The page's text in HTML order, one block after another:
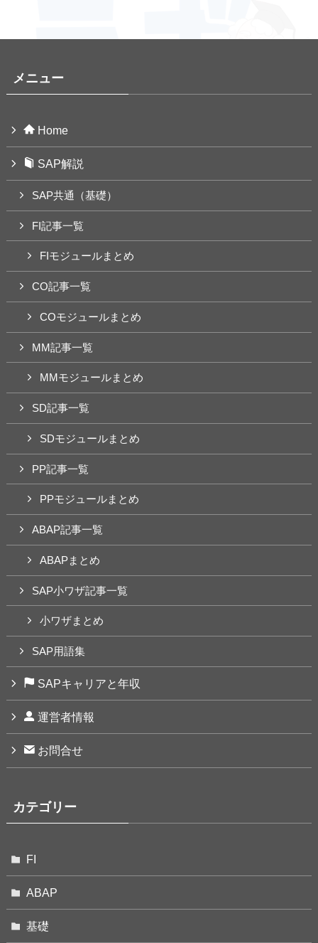
メニュー
Home
SAP解説
SAP共通（基礎）
FI記事一覧
FIモジュールまとめ
CO記事一覧
COモジュールまとめ
MM記事一覧
MMモジュールまとめ
SD記事一覧
SDモジュールまとめ
PP記事一覧
PPモジュールまとめ
ABAP記事一覧
ABAPまとめ
SAP小ワザ記事一覧
小ワザまとめ
SAP用語集
SAPキャリアと年収
運営者情報
お問合せ
カテゴリー
FI
ABAP
基礎